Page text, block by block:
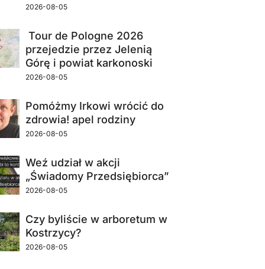
2026-08-05
Tour de Pologne 2026
przejedzie przez Jelenią
Górę i powiat karkonoski
2026-08-05
Pomóżmy Irkowi wrócić do
zdrowia! apel rodziny
2026-08-05
Weź udział w akcji
„Świadomy Przedsiębiorca”
2026-08-05
Czy byliście w arboretum w
Kostrzycy?
2026-08-05